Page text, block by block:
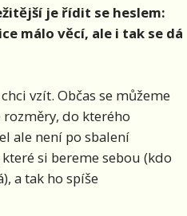
je řídit se heslem:
málo věcí, ale i tak se dá
vzít. Občas se můžeme
do kterého
ale není po sbalení
si bereme sebou (kdo
a tak ho spíše